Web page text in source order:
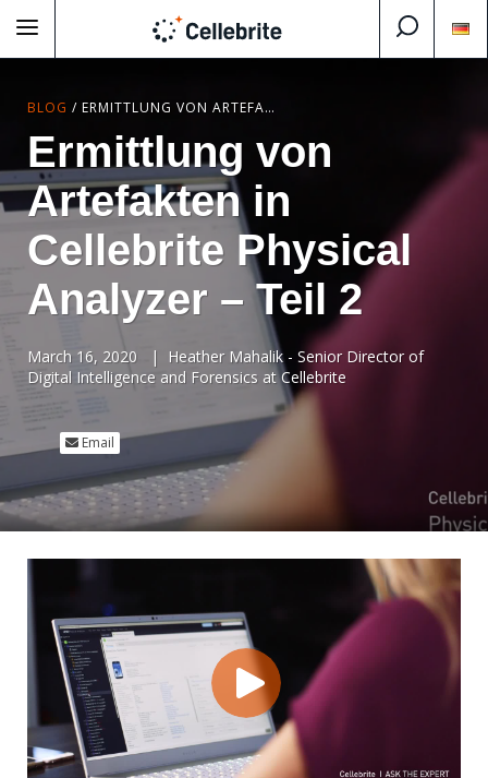
BLOG / ERMITTLUNG VON ARTEFAKTEN IN CELLEBRITE PHYSICAL ANALYZER – TEIL 2
Ermittlung von
Artefakten in
Cellebrite Physical
Analyzer – Teil 2
March 16, 2020 |
Heather Mahalik - Senior Director of
Digital Intelligence and Forensics at Cellebrite
Email